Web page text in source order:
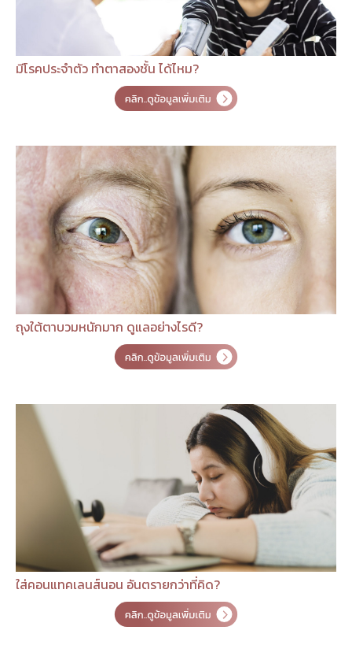
มีโรคประจำตัว ทำตาสองชั้น ได้ไหม?
ถุงใต้ตาบวมหนักมาก ดูแลอย่างไรดี?
ใส่คอนแทคเลนส์นอน อันตรายกว่าที่คิด?